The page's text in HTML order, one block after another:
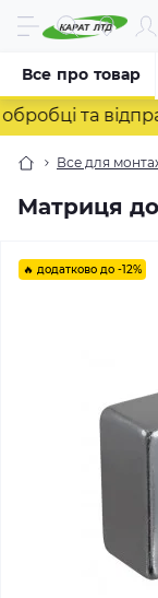
та
Все для
Матриця
Все про товар
🔥 додатково до -12%